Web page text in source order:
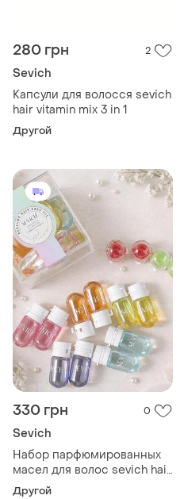
280 грн 2
Sevich
Капсули для волосся sevich
hair vitamin mix 3 in 1
Другой
330 грн 0
Sevich
Набор парфюмированных
масел для волос sevich hair
cake (15 × 1,5 мл)
Другой